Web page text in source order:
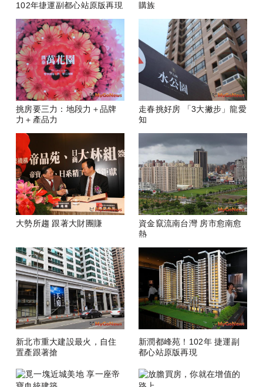
102年捷運副都心站原版再現
購族
挑房要三力：地段力＋品牌
力＋產品力
走春挑好房 「3大撇步」龍愛
知
大勢所趨 跟著大財團賺
資金竄流南台灣 房市愈南愈
熱
新北市重大建設最火，自住
置產跟著搶
新潤都峰苑！102年 捷運副
都心站原版再現